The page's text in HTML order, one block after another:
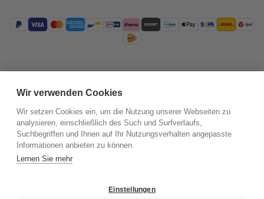
Wir verwenden Cookies
Wir setzen Cookies ein, um die Nutzung unserer Webseiten zu
analysieren, einschließlich des Such und Surfverlaufs,
Suchbegriffen und Ihnen auf Ihr Nutzungsverhalten angepasste
Informationen anbieten zu können.
Lernen Sie mehr
Einstellungen